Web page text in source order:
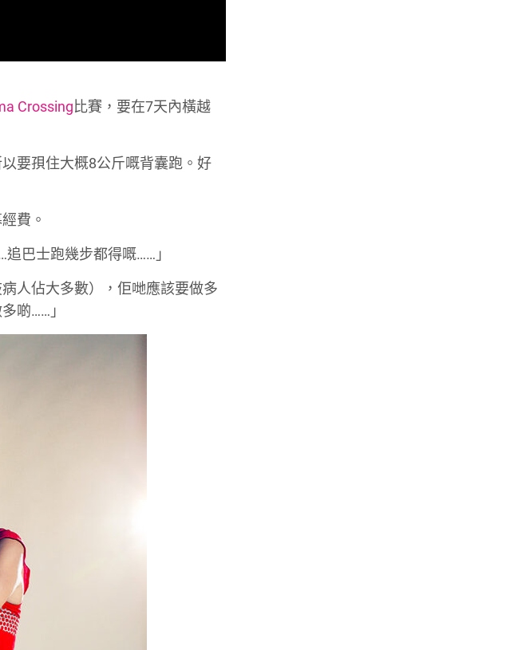
Crossing 比賽，要在7天內橫越
要孭住大概8公斤嘅背囊跑。好
費。
巴士跑幾步都得嘅……」
人佔大多數），佢哋應該要做多
啲……」